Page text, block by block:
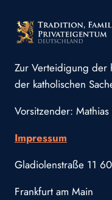
Zur Verteidigung der
der katholischen
Vorsitzender:
Impressum
Gladiolenstraße 11
Frankfurt am Main